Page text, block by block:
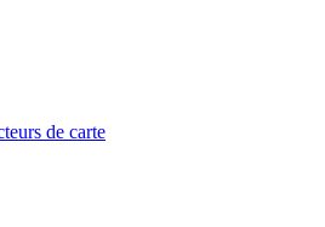
de carte